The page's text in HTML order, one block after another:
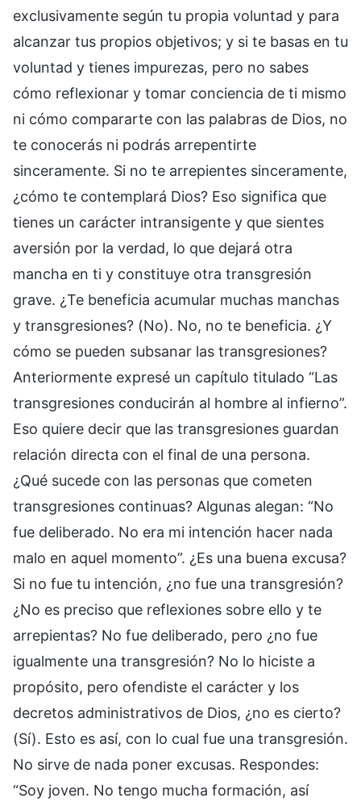
exclusivamente según tu propia voluntad y para
alcanzar tus propios objetivos; y si te basas en tu
voluntad y tienes impurezas, pero no sabes
cómo reflexionar y tomar conciencia de ti mismo
ni cómo compararte con las palabras de Dios, no
te conocerás ni podrás arrepentirte
sinceramente. Si no te arrepientes sinceramente,
¿cómo te contemplará Dios? Eso significa que
tienes un carácter intransigente y que sientes
aversión por la verdad, lo que dejará otra
mancha en ti y constituye otra transgresión
grave. ¿Te beneficia acumular muchas manchas
y transgresiones? (No). No, no te beneficia. ¿Y
cómo se pueden subsanar las transgresiones?
Anteriormente expresé un capítulo titulado “Las
transgresiones conducirán al hombre al infierno”.
Eso quiere decir que las transgresiones guardan
relación directa con el final de una persona.
¿Qué sucede con las personas que cometen
transgresiones continuas? Algunas alegan: “No
fue deliberado. No era mi intención hacer nada
malo en aquel momento”. ¿Es una buena excusa?
Si no fue tu intención, ¿no fue una transgresión?
¿No es preciso que reflexiones sobre ello y te
arrepientas? No fue deliberado, pero ¿no fue
igualmente una transgresión? No lo hiciste a
propósito, pero ofendiste el carácter y los
decretos administrativos de Dios, ¿no es cierto?
(Sí). Esto es así, con lo cual fue una transgresión.
No sirve de nada poner excusas. Respondes:
“Soy joven. No tengo mucha formación, así